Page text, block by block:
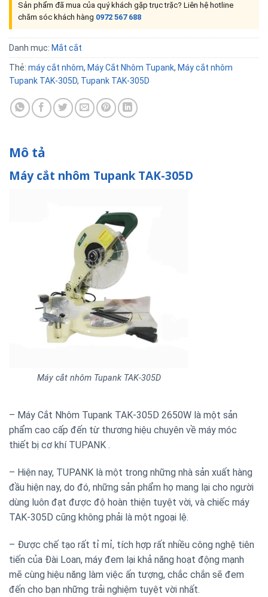
Sản phẩm đã mua của quý khách gặp trục trặc? Liên hệ hotline
chăm sóc khách hàng 0972 567 688
Danh mục: Mắt cắt
Thẻ: máy cắt nhôm, Máy Cắt Nhôm Tupank, Máy cắt nhôm
Tupank TAK-305D, Tupank TAK-305D
Mô tả
Máy cắt nhôm Tupank TAK-305D
Máy cắt nhôm Tupank TAK-305D
– Máy Cắt Nhôm Tupank TAK-305D 2650W là một sản
phẩm cao cấp đến từ thương hiệu chuyên về máy móc
thiết bị cơ khí TUPANK .
– Hiện nay, TUPANK là một trong những nhà sản xuất hàng
đầu hiện nay, do đó, những sản phẩm họ mang lại cho người
dùng luôn đạt được độ hoàn thiện tuyệt vời, và chiếc máy
TAK-305D cũng không phải là một ngoại lệ.
– Được chế tạo rất tỉ mỉ, tích hợp rất nhiều công nghệ tiên
tiến của Đài Loan, máy đem lại khả năng hoạt động mạnh
mẽ cùng hiệu năng làm việc ấn tượng, chắc chắn sẽ đem
đến cho bạn những trải nghiệm tuyệt vời nhất.